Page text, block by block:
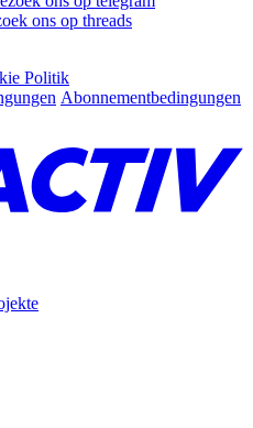
ons op threads
Politik
Abonnementbedingungen